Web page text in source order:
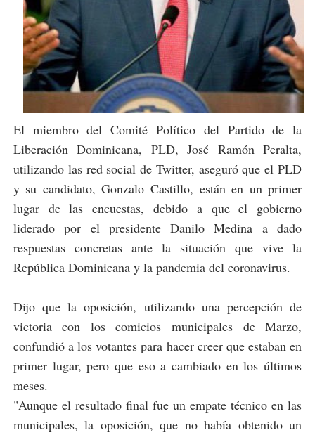
El miembro del Comité Político del Partido de la
Liberación Dominicana, PLD, José Ramón Peralta,
utilizando las red social de Twitter, aseguró que el PLD
y su candidato, Gonzalo Castillo, están en un primer
lugar de las encuestas, debido a que el gobierno
liderado por el presidente Danilo Medina a dado
respuestas concretas ante la situación que vive la
República Dominicana y la pandemia del coronavirus.
Dijo que la oposición, utilizando una percepción de
victoria con los comicios municipales de Marzo,
confundió a los votantes para hacer creer que estaban en
primer lugar, pero que eso a cambiado en los últimos
meses.
"Aunque el resultado final fue un empate técnico en las
municipales, la oposición, que no había obtenido un